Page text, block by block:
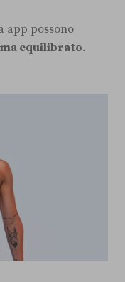
app possono
equilibrato.